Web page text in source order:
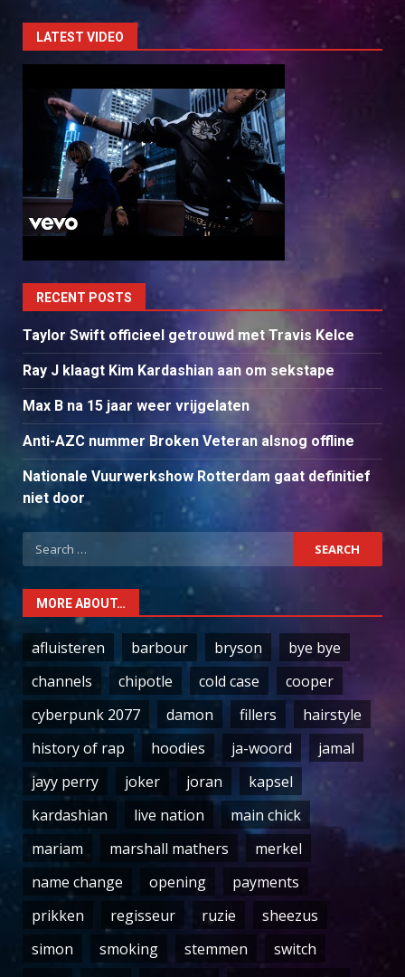
LATEST VIDEO
RECENT POSTS
Taylor Swift officieel getrouwd met Travis Kelce
Ray J klaagt Kim Kardashian aan om sekstape
Max B na 15 jaar weer vrijgelaten
Anti-AZC nummer Broken Veteran alsnog offline
Nationale Vuurwerkshow Rotterdam gaat definitief
niet door
Search
for:
MORE ABOUT…
afluisteren barbour bryson
bye bye
channels
chipotle cold case
cooper
cyberpunk 2077
damon fillers
hairstyle
history of rap
hoodies ja-woord
jamal
jayy perry
joker joran
kapsel
kardashian
live nation
main chick
mariam
marshall mathers
merkel
name change
opening
payments
prikken
regisseur ruzie
sheezus
simon
smoking stemmen
switch